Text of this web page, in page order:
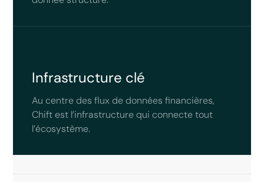
Infrastructure clé
Au centre des flux de données financières,
Chift est l’infrastructure qui connecte tout
l’écosystème.